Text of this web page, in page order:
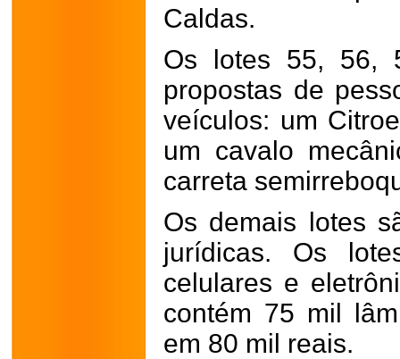
Caldas.
Os lotes 55, 56,
propostas de
veículos: um
um cavalo
carreta
Os demais lotes
jurídicas. Os
celulares e
contém 75 mil
em 80 mil reais.